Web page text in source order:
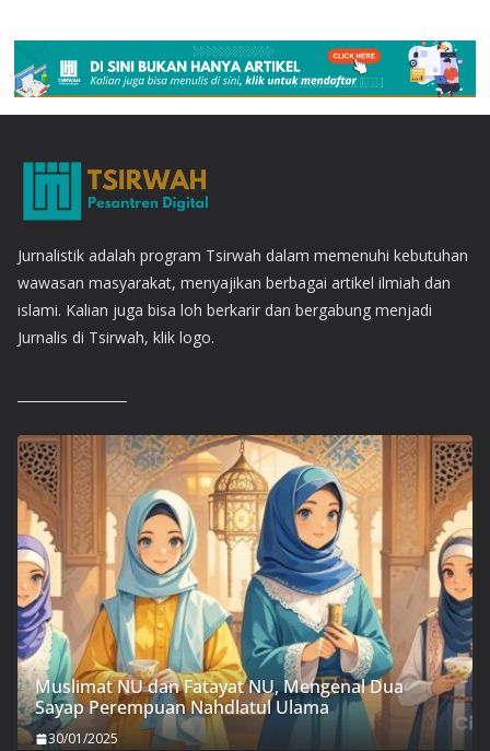
Jurnalistik adalah program Tsirwah dalam memenuhi kebutuhan
wawasan masyarakat, menyajikan berbagai artikel ilmiah dan
islami. Kalian juga bisa loh berkarir dan bergabung menjadi
Jurnalis di Tsirwah, klik logo.
Muslimat NU dan Fatayat NU, Mengenal Dua
Sayap Perempuan Nahdlatul Ulama
30/01/2025